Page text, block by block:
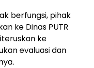
berfungsi, pihak
ke Dinas PUTR
ke
evaluasi dan